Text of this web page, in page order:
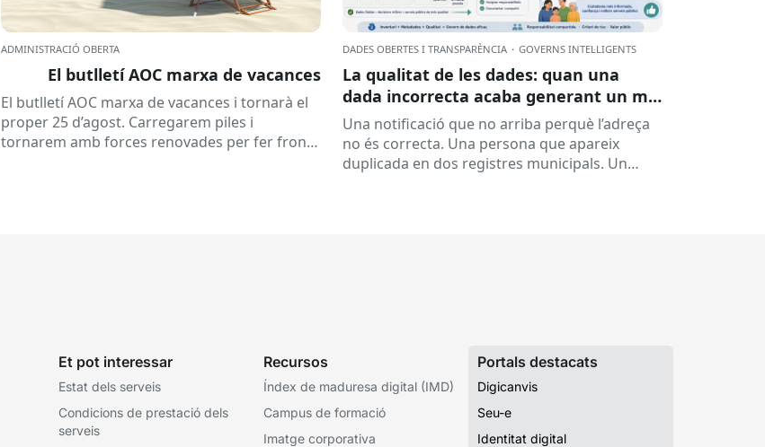
ADMINISTRACIÓ OBERTA
El butlletí AOC marxa de vacances
El butlletí AOC marxa de vacances i tornarà el
proper 25 d’agost. Carregarem piles i
tornarem amb forces renovades per fer front
DADES OBERTES I TRANSPARÈNCIA · GOVERNS INTEL·LIGENTS
La qualitat de les dades: quan una
dada incorrecta acaba generant un mal
servei
Una notificació que no arriba perquè l’adreça
no és correcta. Una persona que apareix
duplicada en dos registres municipals. Un
Et pot interessar
Estat dels serveis
Condicions de prestació dels
serveis
Recursos
Índex de maduresa digital (IMD)
Campus de formació
Imatge corporativa
Portals destacats
Digicanvis
Seu-e
Identitat digital